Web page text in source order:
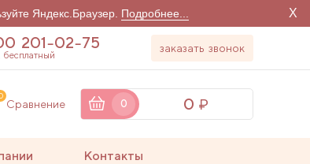
Яндекс.Браузер. Подробнее... X
201-02-75
бесплатный
заказать звонок
Сравнение 0 0
Контакты